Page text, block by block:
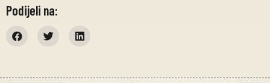
Podijeli na: